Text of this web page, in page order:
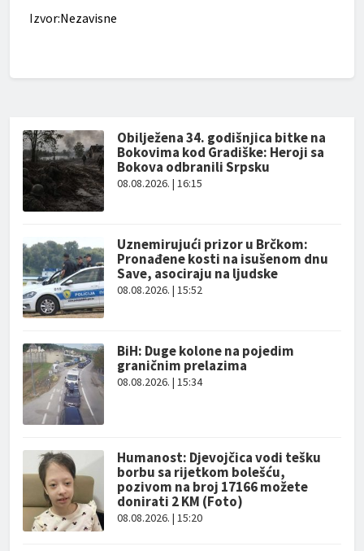
Izvor:Nezavisne
Obilježena 34. godišnjica bitke na
Bokovima kod Gradiške: Heroji sa
Bokova odbranili Srpsku
08.08.2026. | 16:15
Uznemirujući prizor u Brčkom:
Pronađene kosti na isušenom dnu
Save, asociraju na ljudske
08.08.2026. | 15:52
BiH: Duge kolone na pojedim
graničnim prelazima
08.08.2026. | 15:34
Humanost: Djevojčica vodi tešku
borbu sa rijetkom bolešću,
pozivom na broj 17166 možete
donirati 2 KM (Foto)
08.08.2026. | 15:20